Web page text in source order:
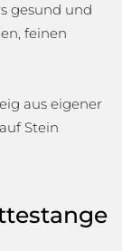
gesund und
feinen
aus eigener
Stein